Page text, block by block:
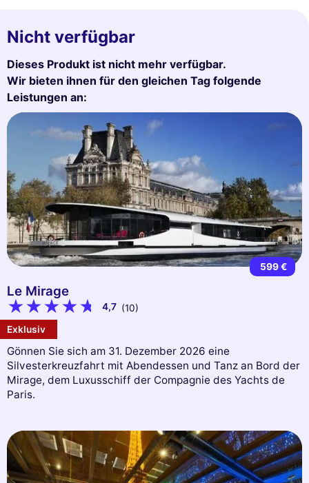
Nicht verfügbar
Dieses Produkt ist nicht mehr verfügbar.
Wir bieten ihnen für den gleichen Tag folgende
Leistungen an:
599 €
Le Mirage
4,7 (10)
Exklusiv
Gönnen Sie sich am 31. Dezember 2026 eine
Silvesterkreuzfahrt mit Abendessen und Tanz an Bord der
Mirage, dem Luxusschiff der Compagnie des Yachts de
Paris.